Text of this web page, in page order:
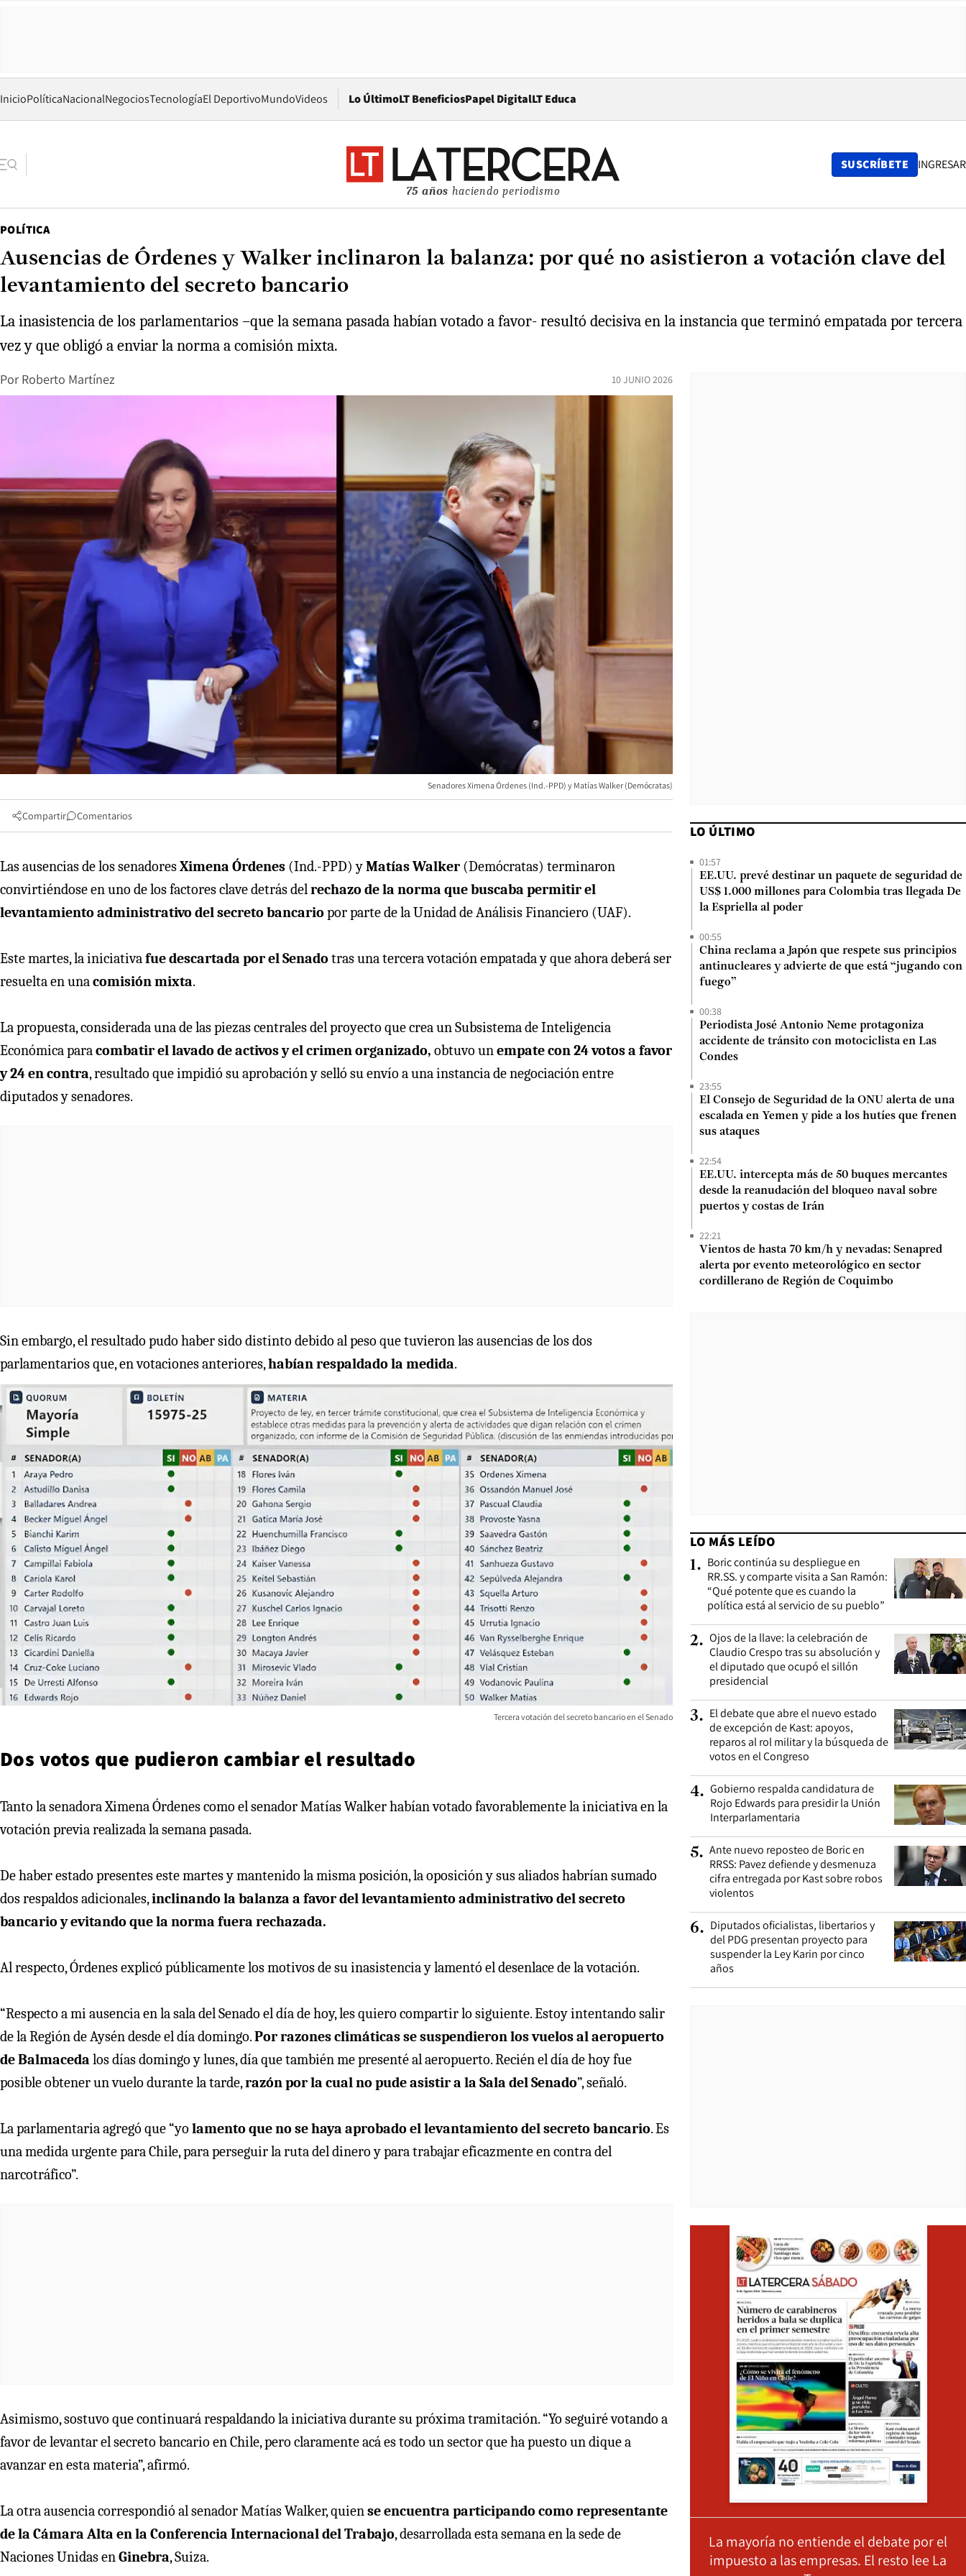
InicioPolíticaNacionalNegociosTecnologíaEl DeportivoMundoVideos Lo ÚltimoLT BeneficiosPapel DigitalOpens in new window
LT Educa
75 años haciendo periodismo
SUSCRÍBETE INGRESAR
POLÍTICA
Ausencias de Órdenes y Walker inclinaron la balanza: por qué no asistieron a votación clave del
levantamiento del secreto bancario
La inasistencia de los parlamentarios –que la semana pasada habían votado a favor- resultó decisiva en la instancia que terminó empatada por tercera
vez y que obligó a enviar la norma a comisión mixta.
Por Roberto Martínez 10 JUNIO 2026
Senadores Ximena Órdenes (Ind.-PPD) y Matías Walker (Demócratas)
Compartir Comentarios
Las ausencias de los senadoresXimena Órdenes (Ind.-PPD) yMatías Walker (Demócratas) terminaron
convirtiéndose en uno de los factores clave detrás delrechazo de la norma que buscaba permitir el
levantamiento administrativo del secreto bancario por parte de la Unidad de Análisis Financiero (UAF).
Este martes, la iniciativafue descartada por el Senado tras una tercera votación empatada y que ahora deberá ser
resuelta en unacomisión mixta.
La propuesta, considerada una de las piezas centrales del proyecto que crea un Subsistema de Inteligencia
Económica paracombatir el lavado de activos y el crimen organizado, obtuvo unempate con 24 votos a favor
y 24 en contra, resultado que impidió su aprobación y selló su envío a una instancia de negociación entre
diputados y senadores.
Sin embargo, el resultado pudo haber sido distinto debido al peso que tuvieron las ausencias de los dos
parlamentarios que, en votaciones anteriores,habían respaldado la medida.
Tercera votación del secreto bancario en el Senado
Dos votos que pudieron cambiar el resultado
Tanto la senadora Ximena Órdenes como el senador Matías Walker habían votado favorablemente la iniciativa en la
votación previa realizada la semana pasada.
De haber estado presentes este martes y mantenido la misma posición, la oposición y sus aliados habrían sumado
dos respaldos adicionales,inclinando la balanza a favor del levantamiento administrativo del secreto
bancario y evitando que la norma fuera rechazada.
Al respecto, Órdenes explicó públicamente los motivos de su inasistencia y lamentó el desenlace de la votación.
“Respecto a mi ausencia en la sala del Senado el día de hoy, les quiero compartir lo siguiente. Estoy intentando salir
de la Región de Aysén desde el día domingo.Por razones climáticas se suspendieron los vuelos al aeropuerto
de Balmaceda los días domingo y lunes, día que también me presenté al aeropuerto. Recién el día de hoy fue
posible obtener un vuelo durante la tarde,razón por la cual no pude asistir a la Sala del Senado”, señaló.
La parlamentaria agregó que “yo lamento que no se haya aprobado el levantamiento del secreto bancario. Es
una medida urgente para Chile, para perseguir la ruta del dinero y para trabajar eficazmente en contra del
narcotráfico”.
Asimismo, sostuvo que continuará respaldando la iniciativa durante su próxima tramitación. “Yo seguiré votando a
favor de levantar el secreto bancario en Chile, pero claramente acá es todo un sector que ha puesto un dique a
avanzar en esta materia”, afirmó.
La otra ausencia correspondió al senador Matías Walker, quiense encuentra participando como representante
de la Cámara Alta en la Conferencia Internacional del Trabajo, desarrollada esta semana en la sede de
Naciones Unidas enGinebra, Suiza.
LO ÚLTIMO
01:57
EE.UU. prevé destinar un paquete de seguridad de
US$ 1.000 millones para Colombia tras llegada De
la Espriella al poder
00:55
China reclama a Japón que respete sus principios
antinucleares y advierte de que está “jugando con
fuego”
00:38
Periodista José Antonio Neme protagoniza
accidente de tránsito con motociclista en Las
Condes
23:55
El Consejo de Seguridad de la ONU alerta de una
escalada en Yemen y pide a los hutíes que frenen
sus ataques
22:54
EE.UU. intercepta más de 50 buques mercantes
desde la reanudación del bloqueo naval sobre
puertos y costas de Irán
22:21
Vientos de hasta 70 km/h y nevadas: Senapred
alerta por evento meteorológico en sector
cordillerano de Región de Coquimbo
LO MÁS LEÍDO
1. Boric continúa su despliegue en
RR.SS. y comparte visita a San Ramón:
“Qué potente que es cuando la
política está al servicio de su pueblo”
2. Ojos de la llave: la celebración de
Claudio Crespo tras su absolución y
el diputado que ocupó el sillón
presidencial
3. El debate que abre el nuevo estado
de excepción de Kast: apoyos,
reparos al rol militar y la búsqueda de
votos en el Congreso
4. Gobierno respalda candidatura de
Rojo Edwards para presidir la Unión
Interparlamentaria
5. Ante nuevo reposteo de Boric en
RRSS: Pavez defiende y desmenuza
cifra entregada por Kast sobre robos
violentos
6. Diputados oficialistas, libertarios y
del PDG presentan proyecto para
suspender la Ley Karin por cinco
años
La mayoría no entiende el debate por el
impuesto a las empresas. El resto lee La